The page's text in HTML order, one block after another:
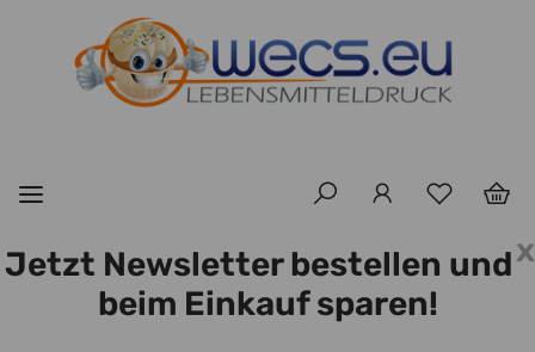
x
Jetzt Newsletter bestellen und
beim Einkauf sparen!